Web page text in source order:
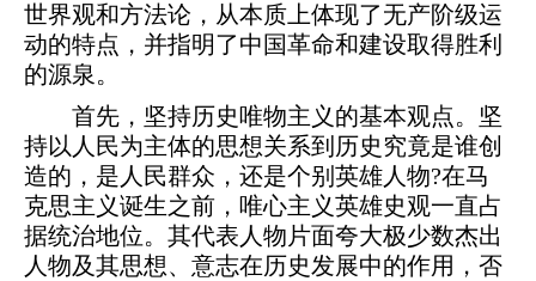
世界观和方法论，从本质上体现了无产阶级运
动的特点，并指明了中国革命和建设取得胜利
的源泉。
首先，坚持历史唯物主义的基本观点。坚
持以人民为主体的思想关系到历史究竟是谁创
造的，是人民群众，还是个别英雄人物?在马
克思主义诞生之前，唯心主义英雄史观一直占
据统治地位。其代表人物片面夸大极少数杰出
人物及其思想、意志在历史发展中的作用，否